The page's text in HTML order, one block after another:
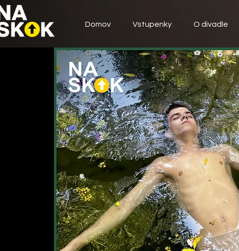
Domov Vstupenky O divadle